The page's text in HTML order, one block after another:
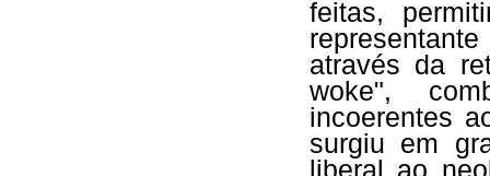
feitas,
através da
woke",
incoerentes
surgiu em
liberal ao